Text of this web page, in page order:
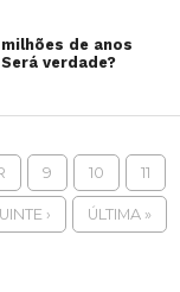
de anos
verdade?
9 10 11
› ÚLTIMA »